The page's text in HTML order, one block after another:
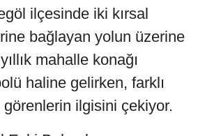
ilçesinde iki kırsal
bağlayan yolun üzerine
mahalle konağı
haline gelirken, farklı
ilgisini çekiyor.